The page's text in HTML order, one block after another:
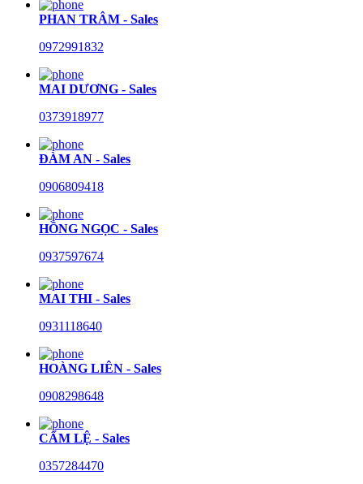
PHAN TRÂM - Sales
0972991832
MAI DƯƠNG - Sales
0373918977
ĐÀM AN - Sales
0906809418
HỒNG NGỌC - Sales
0937597674
MAI THI - Sales
0931118640
HOÀNG LIÊN - Sales
0908298648
CẨM LỆ - Sales
0357284470